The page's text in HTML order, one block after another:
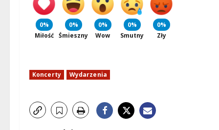
0%
Miłość
0%
Śmieszny
0%
Wow
0%
Smutny
0%
Zły
Koncerty Wydarzenia